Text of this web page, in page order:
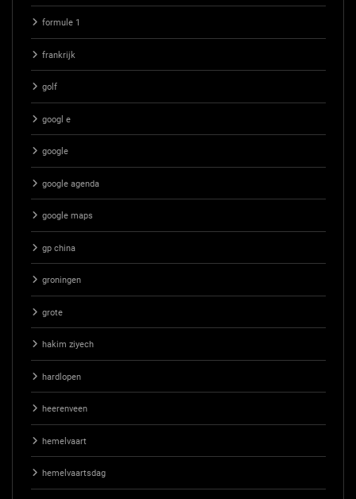
formule 1
frankrijk
golf
googl e
google
google agenda
google maps
gp china
groningen
grote
hakim ziyech
hardlopen
heerenveen
hemelvaart
hemelvaartsdag